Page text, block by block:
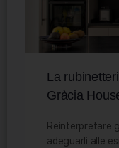
La
Gràcia
Reinterpretare
adeguarli alle